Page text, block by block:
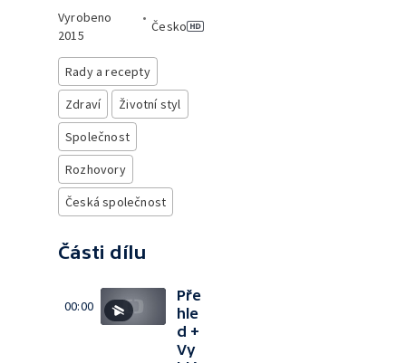
Vyrobeno
2015
•
Česko
Rady a recepty
Zdraví
Životní styl
Společnost
Rozhovory
Česká společnost
Části dílu
00:00
Pře
hle
d +
Vy